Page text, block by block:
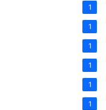
1
1
1
1
1
1